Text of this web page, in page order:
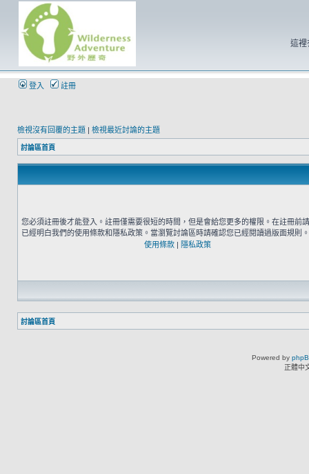
這裡
登入 註冊
檢視沒有回覆的主題 | 檢視最近討論的主題
討論區首頁
您必須註冊後才能登入。註冊僅需要很短的時間，但是會給您更多的權限。在註冊前
已經明白我們的使用條款和隱私政策。當瀏覽討論區時請確認您已經閱讀過版面規則。
使用條款 | 隱私政策
討論區首頁
Powered by
正體中